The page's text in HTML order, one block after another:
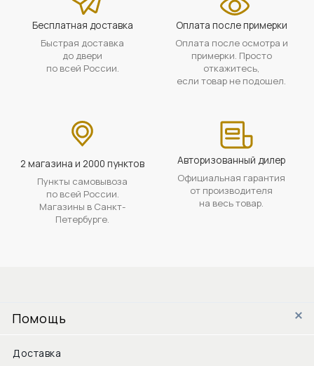
Бесплатная доставка
Быстрая доставка
до двери
по всей России.
Оплата после примерки
Оплата после осмотра и
примерки. Просто
откажитесь,
если товар не подошел.
2 магазина и 2000 пунктов
Пункты самовывоза
по всей России.
Магазины в Санкт-
Петербурге.
Авторизованный дилер
Официальная гарантия
от производителя
на весь товар.
Помощь
Доставка